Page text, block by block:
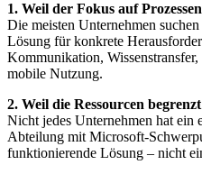
1. Weil der Fokus auf
Die meisten Unternehmen
Lösung für konkrete
Kommunikation,
mobile Nutzung.
2. Weil die Ressourcen
Nicht jedes Unternehmen hat ein
Abteilung mit Microsoft-
funktionierende Lösung – nicht